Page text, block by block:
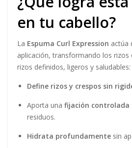
en tu cabello?
La Espuma Curl Expression actúa
aplicación, transformando los rizos
rizos definidos, ligeros y saludables:
Define rizos y crespos sin
Aporta una fijación controlada
residuos.
Hidrata profundamente sin